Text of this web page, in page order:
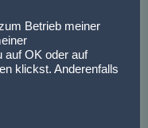
Betrieb meiner
auf OK oder auf
klickst. Anderenfalls